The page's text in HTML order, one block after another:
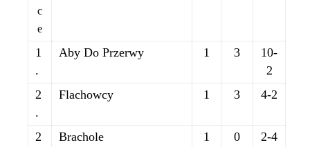
c
e
1
.
Aby Do Przerwy 1 3
10-
2
2
.
Flachowcy 1 3 4-2
2
Brachole 1 0 2-4